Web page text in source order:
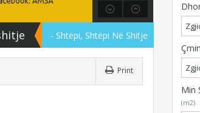
- Shtëpi, Shtëpi Në Shitje
Print
Min
(m2)